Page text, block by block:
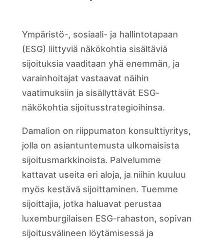
Ympäristö-, sosiaali- ja hallintotapaan
(ESG) liittyviä näkökohtia sisältäviä
sijoituksia vaaditaan yhä enemmän, ja
varainhoitajat vastaavat näihin
vaatimuksiin ja sisällyttävät ESG-
näkökohtia sijoitusstrategioihinsa.
Damalion on riippumaton konsulttiyritys,
jolla on asiantuntemusta ulkomaisista
sijoitusmarkkinoista. Palvelumme
kattavat useita eri aloja, ja niihin kuuluu
myös kestävä sijoittaminen. Tuemme
sijoittajia, jotka haluavat perustaa
luxemburgilaisen ESG-rahaston, sopivan
sijoitusvälineen löytämisessä ja